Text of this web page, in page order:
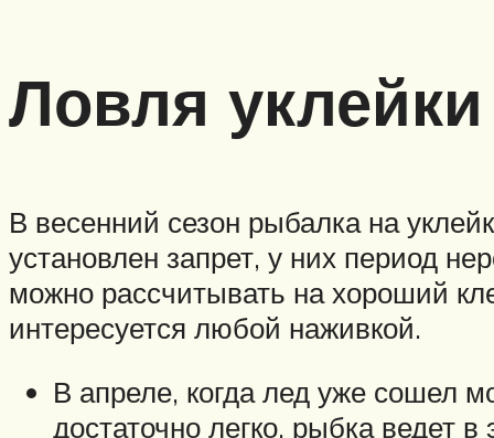
Ловля
В весенний сезон рыбалка на
установлен запрет, у них период
можно рассчитывать на хороший
интересуется любой наживкой.
В апреле, когда лед уже сошел
достаточно легко, рыбка ведет